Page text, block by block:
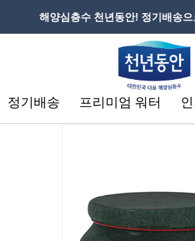
해양심층수 천년동안! 정기배송
정기배송 프리미엄 워터